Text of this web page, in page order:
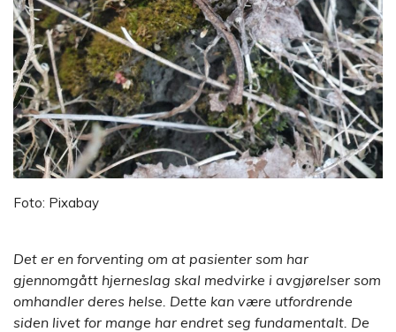
Foto: Pixabay
Det er en forventing om at pasienter som har
gjennomgått hjerneslag skal medvirke i avgjørelser som
omhandler deres helse. Dette kan være utfordrende
siden livet for mange har endret seg fundamentalt. De